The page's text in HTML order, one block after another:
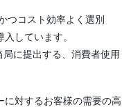
つコスト効率よく選別
しています。
に提出する、消費者使用
に対するお客様の需要の高